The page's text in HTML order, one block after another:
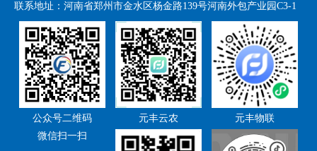
联系地址： 河南省郑州市金水区杨金路139号河南外包产业园C3-1
公众号二维码
微信扫一扫
元丰云农 元丰物联